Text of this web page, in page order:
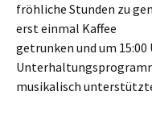
fröhliche Stunden zu
erst einmal Kaffee
getrunken und um
musikalisch